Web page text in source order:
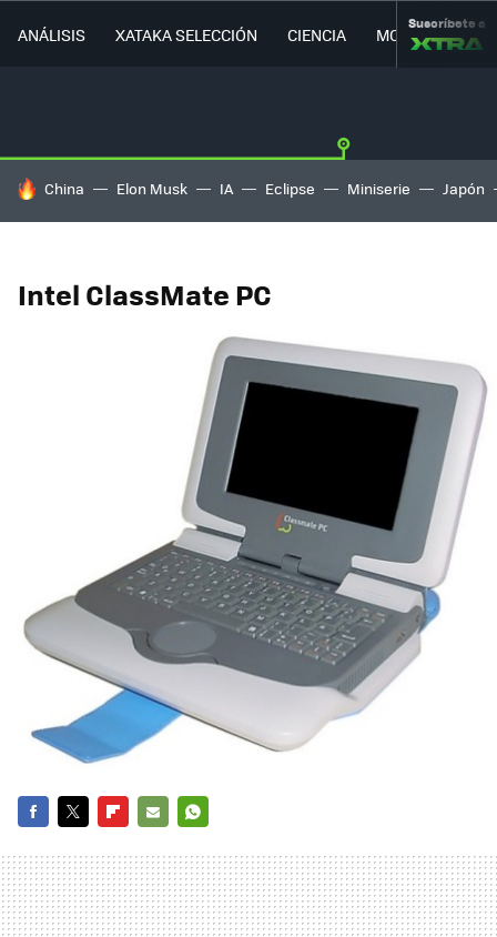
ANÁLISIS XATAKA SELECCIÓN CIENCIA MOVILIDAD
Suscríbete a
HOY SE HABLA DE
China Elon Musk IA Eclipse Miniserie Japón
Intel ClassMate PC
MAIL